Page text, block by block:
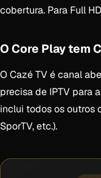
cobertura. Para Full
O Core Play tem
O Cazé TV é canal
precisa de IPTV para
inclui todos os outros
SporTV, etc.).